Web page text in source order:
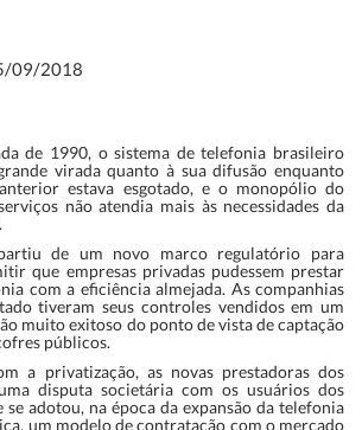
09/2018
de 1990, o sistema de telefonia brasileiro
virada quanto à sua difusão enquanto
estava esgotado, e o monopólio do
não atendia mais às necessidades da
de um novo marco regulatório para
que empresas privadas pudessem prestar
com a eficiência almejada. As companhias
tiveram seus controles vendidos em um
muito exitoso do ponto de vista de captação
públicos.
a privatização, as novas prestadoras dos
disputa societária com os usuários dos
se adotou, na época da expansão da telefonia
um modelo de contratação com o mercado